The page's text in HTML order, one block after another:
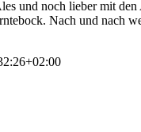
und noch lieber mit
Nach und nach